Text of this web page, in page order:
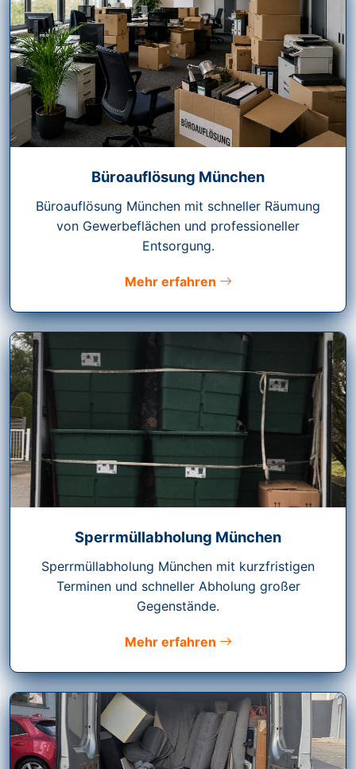
Büroauflösung München
Büroauflösung München mit schneller Räumung
von Gewerbeflächen und professioneller
Entsorgung.
Mehr erfahren
Sperrmüllabholung München
Sperrmüllabholung München mit kurzfristigen
Terminen und schneller Abholung großer
Gegenstände.
Mehr erfahren